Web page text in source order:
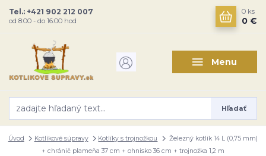
Menu
Hľadať
Tel.: +421 902 212 007
od 8:00 - do 16:00 hod
0 ks
0 €
Úvod Kotlíkové súpravy Kotlíky s trojnožkou
Železný kotlík 14 L (0,75 mm)
+ chránič plameňa 37 cm + ohnisko 36 cm + trojnožka 1,2 m